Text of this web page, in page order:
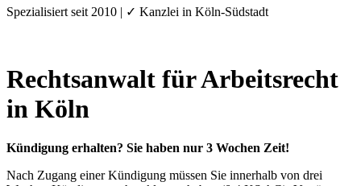
Spezialisiert seit 2010 | ✓ Kanzlei in Köln-Südstadt
Rechtsanwalt für Arbeitsrecht
in Köln
Kündigung erhalten? Sie haben nur 3 Wochen Zeit!
Nach Zugang einer Kündigung müssen Sie innerhalb von drei